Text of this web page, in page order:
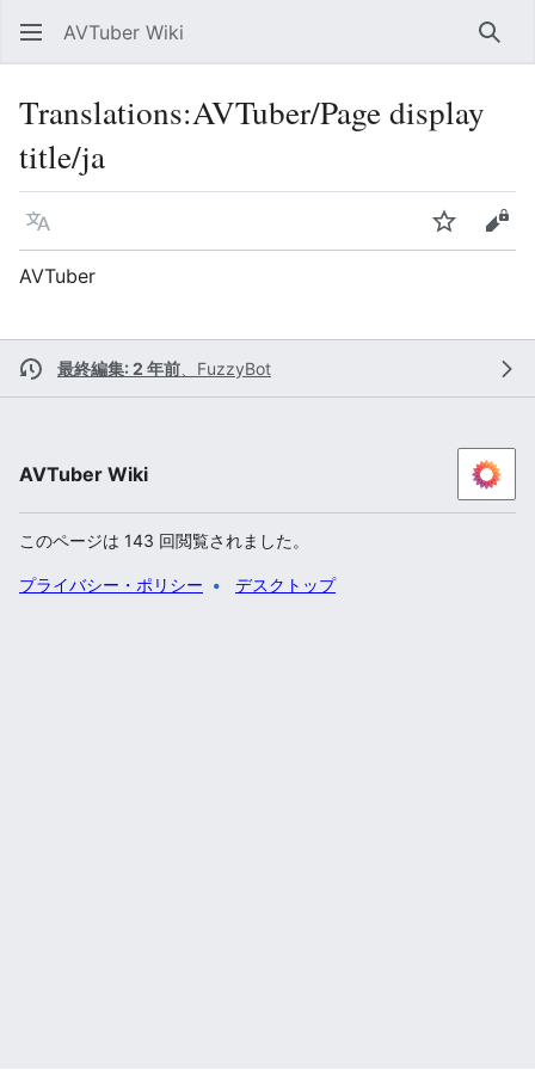
AVTuber Wiki 検索
Translations:AVTuber/Page display
title/ja
言語 ウォッチソ
AVTuber
最終編集: 2 年前 FuzzyBot
AVTuber Wiki
このページは 143 回閲覧されました。
プライバシー・ポリシー デスクトップ